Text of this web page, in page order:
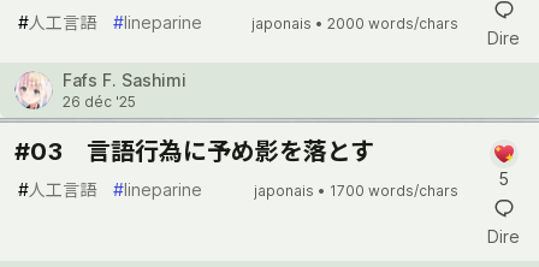
#人工言語 #lineparine japonais • 2000 words/chars
Dire
Fafs F. Sashimi
26 déc '25
#03 言語行為に予め影を落とす
#人工言語 #lineparine japonais • 1700 words/chars
5
Dire